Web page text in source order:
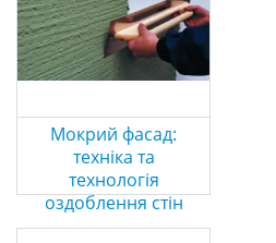
Мокрий фасад:
техніка та
технологія
оздоблення стін